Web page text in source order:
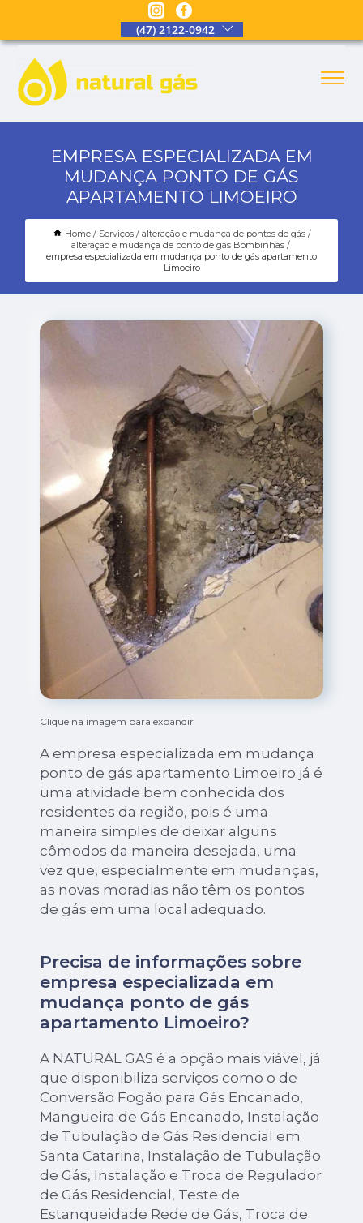
(47) 2122-0942
EMPRESA ESPECIALIZADA EM
MUDANÇA PONTO DE GÁS
APARTAMENTO LIMOEIRO
Home Serviços
alteração e mudança de pontos de gás
alteração e mudança de ponto de gás Bombinhas
empresa especializada em mudança ponto de gás apartamento
Limoeiro
Clique na imagem para expandir
A empresa especializada em mudança
ponto de gás apartamento Limoeiro já é
uma atividade bem conhecida dos
residentes da região, pois é uma
maneira simples de deixar alguns
cômodos da maneira desejada, uma
vez que, especialmente em mudanças,
as novas moradias não têm os pontos
de gás em uma local adequado.
Precisa de informações sobre
empresa especializada em
mudança ponto de gás
apartamento Limoeiro?
A NATURAL GAS é a opção mais viável, já
que disponibiliza serviços como o de
Conversão Fogão para Gás Encanado,
Mangueira de Gás Encanado, Instalação
de Tubulação de Gás Residencial em
Santa Catarina, Instalação de Tubulação
de Gás, Instalação e Troca de Regulador
de Gás Residencial, Teste de
Estanqueidade Rede de Gás, Troca de